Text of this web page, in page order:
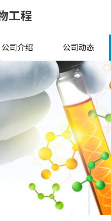
公司介绍 公司动态